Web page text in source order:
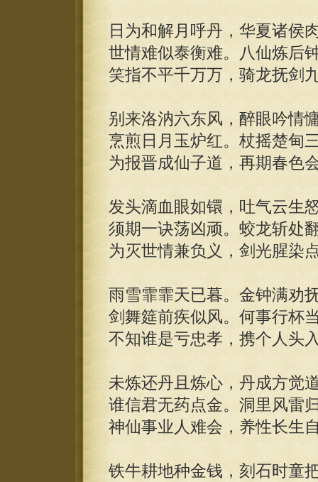
日为和解月呼丹，华夏诸侯
世情难似泰衡难。八仙炼后
笑指不平千万万，骑龙抚剑
别来洛汭六东风，醉眼吟情
烹煎日月玉炉红。杖摇楚甸
为报晋成仙子道，再期春色
发头滴血眼如镮，吐气云生
须期一诀荡凶顽。蛟龙斩处
为灭世情兼负义，剑光腥染
雨雪霏霏天已暮。金钟满劝
剑舞筵前疾似风。何事行杯
不知谁是亏忠孝，携个人头
未炼还丹且炼心，丹成方觉
谁信君无药点金。洞里风雷
神仙事业人难会，养性长生
铁牛耕地种金钱，刻石时童